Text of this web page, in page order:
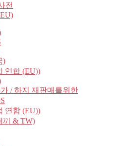
전
)
연합 (EU))
/ 하지 재판매를위한
연합 (EU))
끼 & TW)